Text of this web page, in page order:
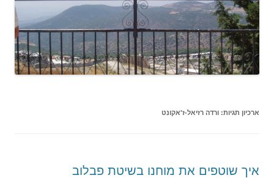
ארכיון תגיות: ורדה רזיאל-ז'אקונט
איך שוטפים את מוחנו בשיטת פבלוב